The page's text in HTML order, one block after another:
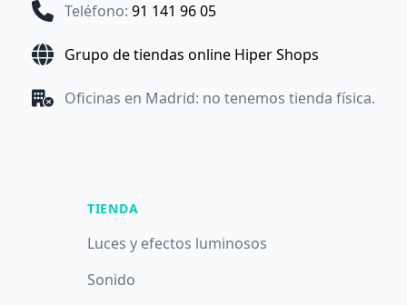
Teléfono: 91 141 96 05
Grupo de tiendas online Hiper Shops
Oficinas en Madrid: no tenemos tienda física.
TIENDA
Luces y efectos luminosos
Sonido